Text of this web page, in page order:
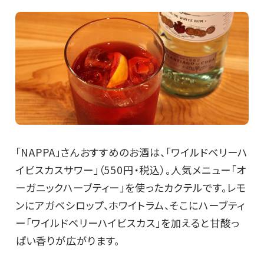
「NAPPA」さんおすすめのお酒は、「ワイルドベリーハ
イビスカスサワー」（550円・税込）。人気メニュー「オ
ーガニックハーブティー」を使ったカクテルです。レモ
ンにアガベシロップ、ホワイトラム、そこにハーブティ
ー「ワイルドベリーハイビスカス」を加えると甘酸っ
ぱい香りが広がります。